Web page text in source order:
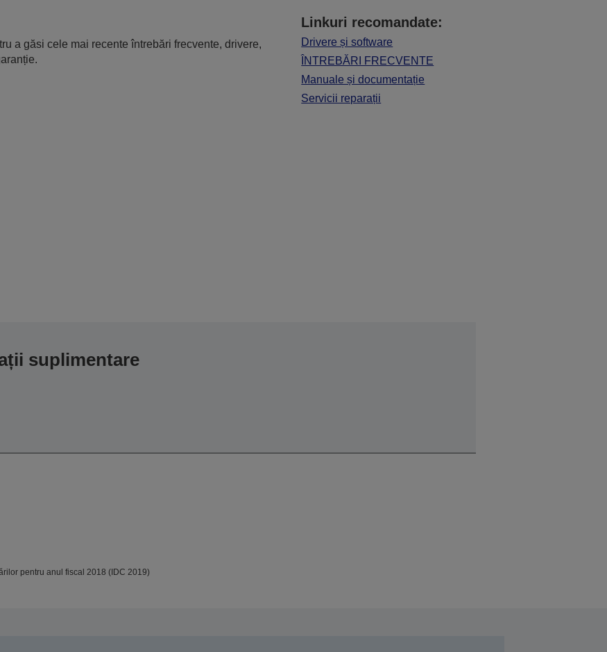
a găsi cele mai recente întrebări frecvente, drivere,
Linkuri recomandate:
Drivere și software
ÎNTREBĂRI FRECVENTE
Manuale și documentație
Servicii reparații
suplimentare
pentru anul fiscal 2018 (IDC 2019)